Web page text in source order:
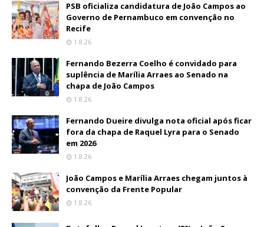
PSB oficializa candidatura de João Campos ao
Governo de Pernambuco em convenção no
Recife
1.8.26
Fernando Bezerra Coelho é convidado para
suplência de Marília Arraes ao Senado na
chapa de João Campos
1.8.26
Fernando Dueire divulga nota oficial após ficar
fora da chapa de Raquel Lyra para o Senado
em 2026
1.8.26
João Campos e Marília Arraes chegam juntos à
convenção da Frente Popular
1.8.26